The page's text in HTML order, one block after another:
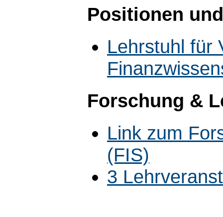
Positionen
Lehrstuhl für
Forschung &
Link zum
(FIS)
3